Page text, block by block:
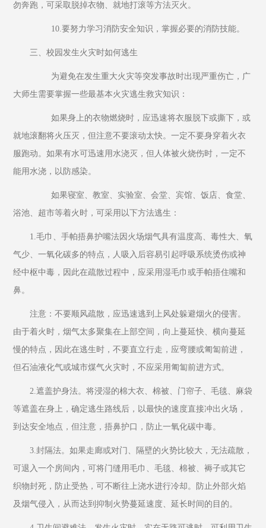
勿奔跑，可采取脱掉衣物、就地打滚等方法灭火。
10.要努力学习消防安全知识，掌握必要的消防技能。
三、校园发生火灾时如何逃生
为避免在发生重大火灾等突发事故时出现严重伤亡，广
大师生需要掌握一些最基本火灾逃生救灾知识：
如果身上的衣物燃烧时，应迅速将衣服脱下或撕下，或
就地滚翻将火压灭，但注意不要滚动太快。一定不要身穿着火衣
服跑动。如果有水可迅速用水浇灭，但人体被火烧伤时，一定不
能用水浇，以防感染。
如果寝室、教室、实验室、会堂、宾馆、饭店、食堂、
浴池、超市等着火时，可采用以下方法逃生：
1.毛巾、手帕捂鼻护嘴法因火场烟气具有温度高、毒性大、氧
气少、一氧化碳多的特点，人吸入后容易引起呼吸系统烫伤或神
经中枢中毒，因此在疏散过程中，应采用湿毛巾或手帕捂住嘴和
鼻。
注意：不要顺风疏散，应迅速逃到上风处躲避烟火的侵害。
由于着火时，烟气太多聚集在上部空间，向上蔓延快、横向蔓延
慢的特点，因此在逃生时，不要直立行走，应弯腰或匍匐前进，
但石油液化气或城市煤气火灾时，不应采用匍匐前进方式。
2.遮盖护身法。将浸湿的棉大衣、棉被、门帘子、毛毯、麻袋
等遮盖在身上，确定逃生路线后，以最快的速度直接冲出火场，
到达安全地点，但注意，捂鼻护口，防止一氧化碳中毒。
3.封隔法。如果走廊或对门、隔壁的火势比较大，无法疏散，
可退入一个房间内，可将门缝用毛巾、毛毯、棉被、褥子或其它
织物封死，防止受热，可不断往上浇水进行冷却。防止外部火焰
及烟气侵入，从而达到抑制火势蔓延速度、延长时间的目的。